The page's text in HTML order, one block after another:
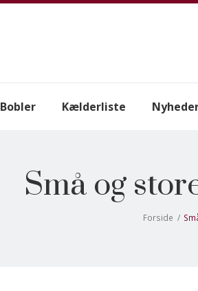
Bobler Kælderliste
Små og
Forside /